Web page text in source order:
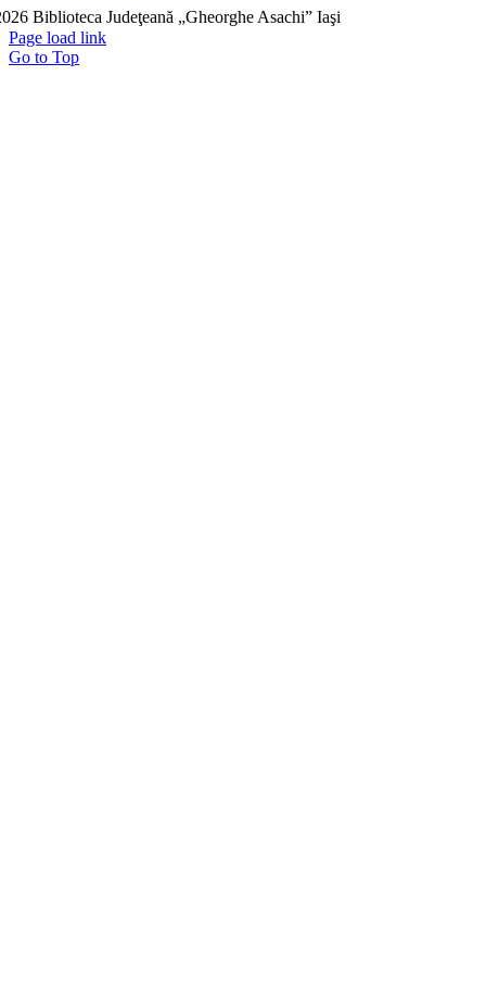
Biblioteca Judeţeană „Gheorghe Asachi” Iaşi
Page load link
Go to Top